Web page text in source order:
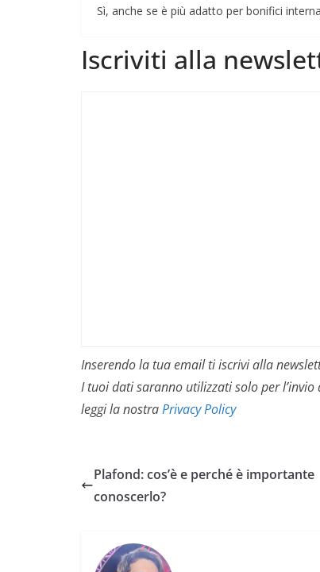
Sì, anche se è più adatto per bonifici
Iscriviti alla
Inserendo la tua email ti iscrivi alla
I tuoi dati saranno utilizzati solo per
leggi la nostraPrivacy Policy
Plafond: cos’è e perché è importante
conoscerlo?